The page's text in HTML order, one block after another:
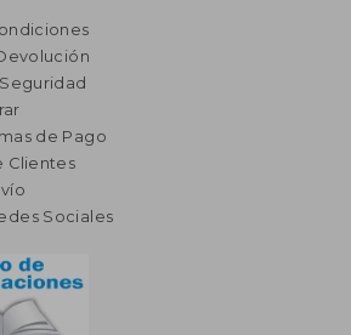
de Pago
Clientes
Sociales